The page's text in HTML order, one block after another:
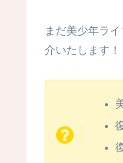
まだ美少年ラ
介いたします！